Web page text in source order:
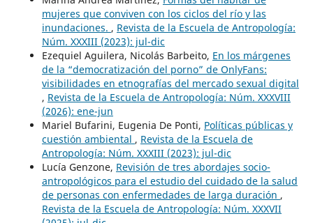
mujeres que conviven con los ciclos del río y las
inundaciones. , Revista de la Escuela de Antropología:
Núm. XXXIII (2023): jul-dic
Ezequiel Aguilera, Nicolás Barbeito, En los márgenes
de la “democratización del porno” de OnlyFans:
visibilidades en etnografías del mercado sexual digital
, Revista de la Escuela de Antropología: Núm. XXXVIII
(2026): ene-jun
Mariel Bufarini, Eugenia De Ponti, Políticas públicas y
cuestión ambiental , Revista de la Escuela de
Antropología: Núm. XXXIII (2023): jul-dic
Lucía Genzone, Revisión de tres abordajes socio-
antropológicos para el estudio del cuidado de la salud
de personas con enfermedades de larga duración ,
Revista de la Escuela de Antropología: Núm. XXXVII